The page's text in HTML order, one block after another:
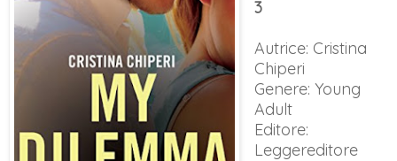
3
Autrice: Cristina
Chiperi
Genere: Young
Adult
Editore:
Leggereditore